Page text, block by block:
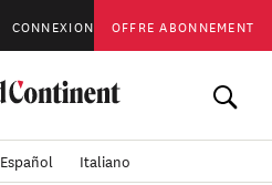
CONNEXION OFFRE ABONNEMENT
Español Italiano